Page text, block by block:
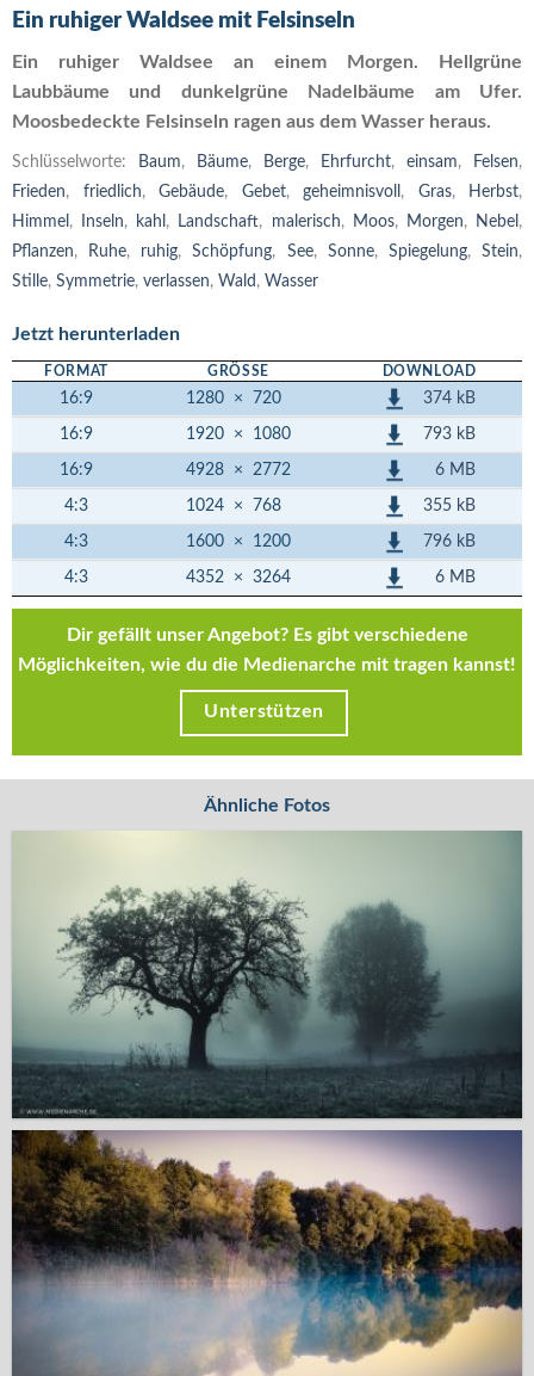
Ein ruhiger Waldsee mit Felsinseln
Ein ruhiger Waldsee an einem Morgen. Hellgrüne
Laubbäume und dunkelgrüne Nadelbäume am Ufer.
Moosbedeckte Felsinseln ragen aus dem Wasser heraus.
Schlüsselworte: Baum, Bäume, Berge, Ehrfurcht, einsam, Felsen,
Frieden, friedlich, Gebäude, Gebet, geheimnisvoll , Gras, Herbst,
Himmel , Inseln, kahl , Landschaft, malerisch, Moos, Morgen, Nebel ,
Pflanzen, Ruhe, ruhig,Schöpfung, See, Sonne, Spiegelung,Stein,
Stille, Symmetrie, verlassen, Wald , Wasser
Jetzt herunterladen
FORMAT GRÖSSE DOWNLOAD
16:9 1280 × 720 374 kB
16:9 1920 × 1080 793 kB
16:9 4928 × 2772 6 MB
4:3 1024 × 768 355 kB
4:3 1600 × 1200 796 kB
4:3 4352 × 3264 6 MB
Dir gefällt unser Angebot? Es gibt verschiedene
Möglichkeiten, wie du die Medienarche mit tragen kannst!
Unterstützen
Ähnliche Fotos